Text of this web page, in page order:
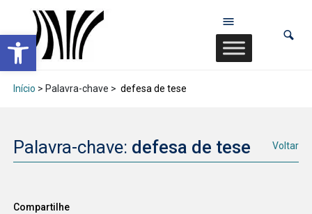
Abrir a barra de ferramentas
Início > Palavra-chave > defesa de tese
Palavra-chave: defesa de tese Voltar
Compartilhe